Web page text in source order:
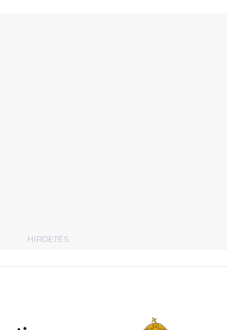
HIRDETÉS